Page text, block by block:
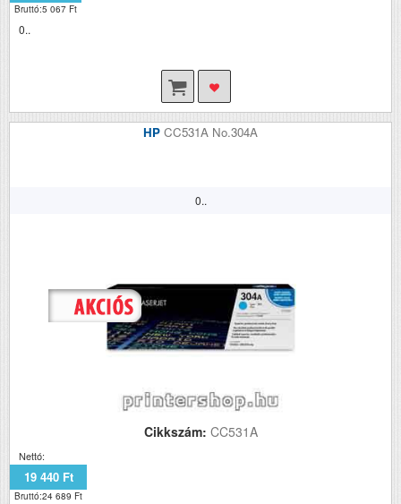
Bruttó:5 067 Ft
0..
HP CC531A No.304A
0..
Cikkszám: CC531A
Nettó:
19 440 Ft
Bruttó:24 689 Ft